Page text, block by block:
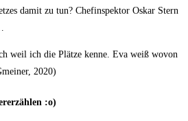
damit zu tun? Chefinspektor Oskar Stern
weil ich die Plätze kenne. Eva weiß wovon
2020)
:o)